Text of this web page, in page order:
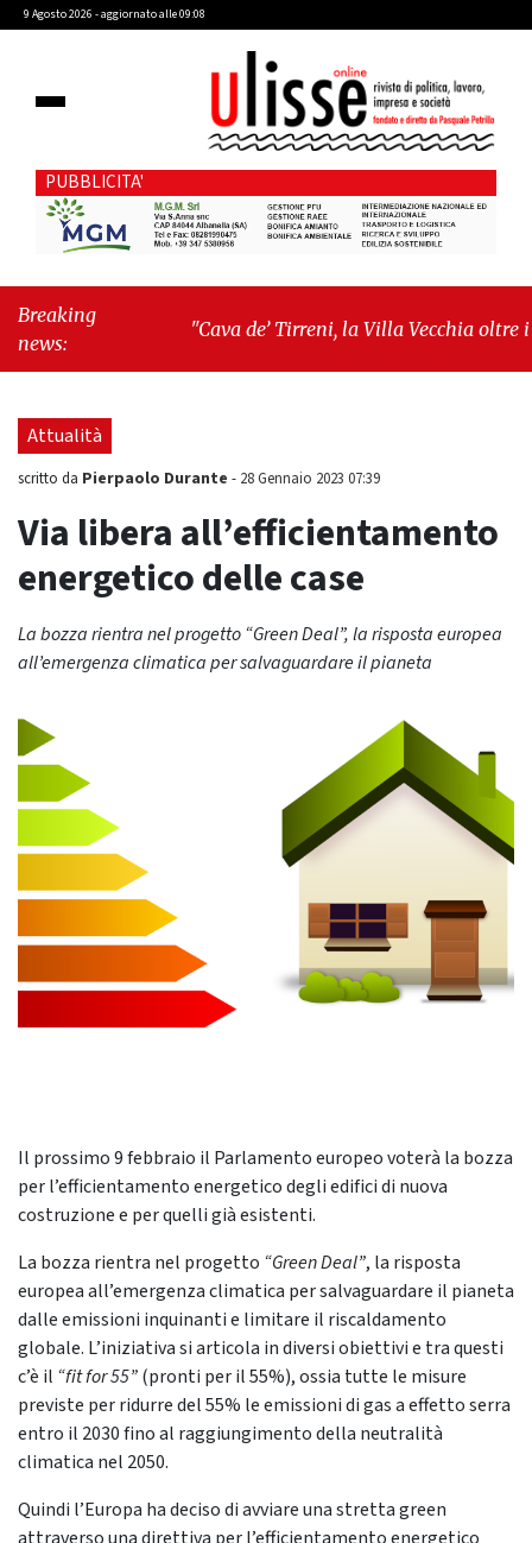
9 Agosto 2026 - aggiornato alle 09:08
PUBBLICITA'
Breaking
news:
"Cava de’ Tirreni, la Villa Vecchia oltre i
Attualità
scritto da Pierpaolo Durante - 28 Gennaio 2023 07:39
Via libera all’efficientamento
energetico delle case
La bozza rientra nel progetto “Green Deal”, la risposta europea
all’emergenza climatica per salvaguardare il pianeta
Il prossimo 9 febbraio il Parlamento europeo voterà la bozza
per l’efficientamento energetico degli edifici di nuova
costruzione e per quelli già esistenti.
La bozza rientra nel progetto “Green Deal”, la risposta
europea all’emergenza climatica per salvaguardare il pianeta
dalle emissioni inquinanti e limitare il riscaldamento
globale. L’iniziativa si articola in diversi obiettivi e tra questi
c’è il “fit for 55”(pronti per il 55%), ossia tutte le misure
previste per ridurre del 55% le emissioni di gas a effetto serra
entro il 2030 fino al raggiungimento della neutralità
climatica nel 2050.
Quindi l’Europa ha deciso di avviare una stretta green